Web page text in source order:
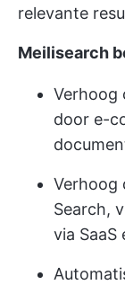
relevante
Meilisearch
Verhoog
door e-
Verhoog
Search,
via